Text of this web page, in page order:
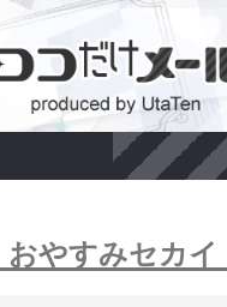
おやすみセカイ